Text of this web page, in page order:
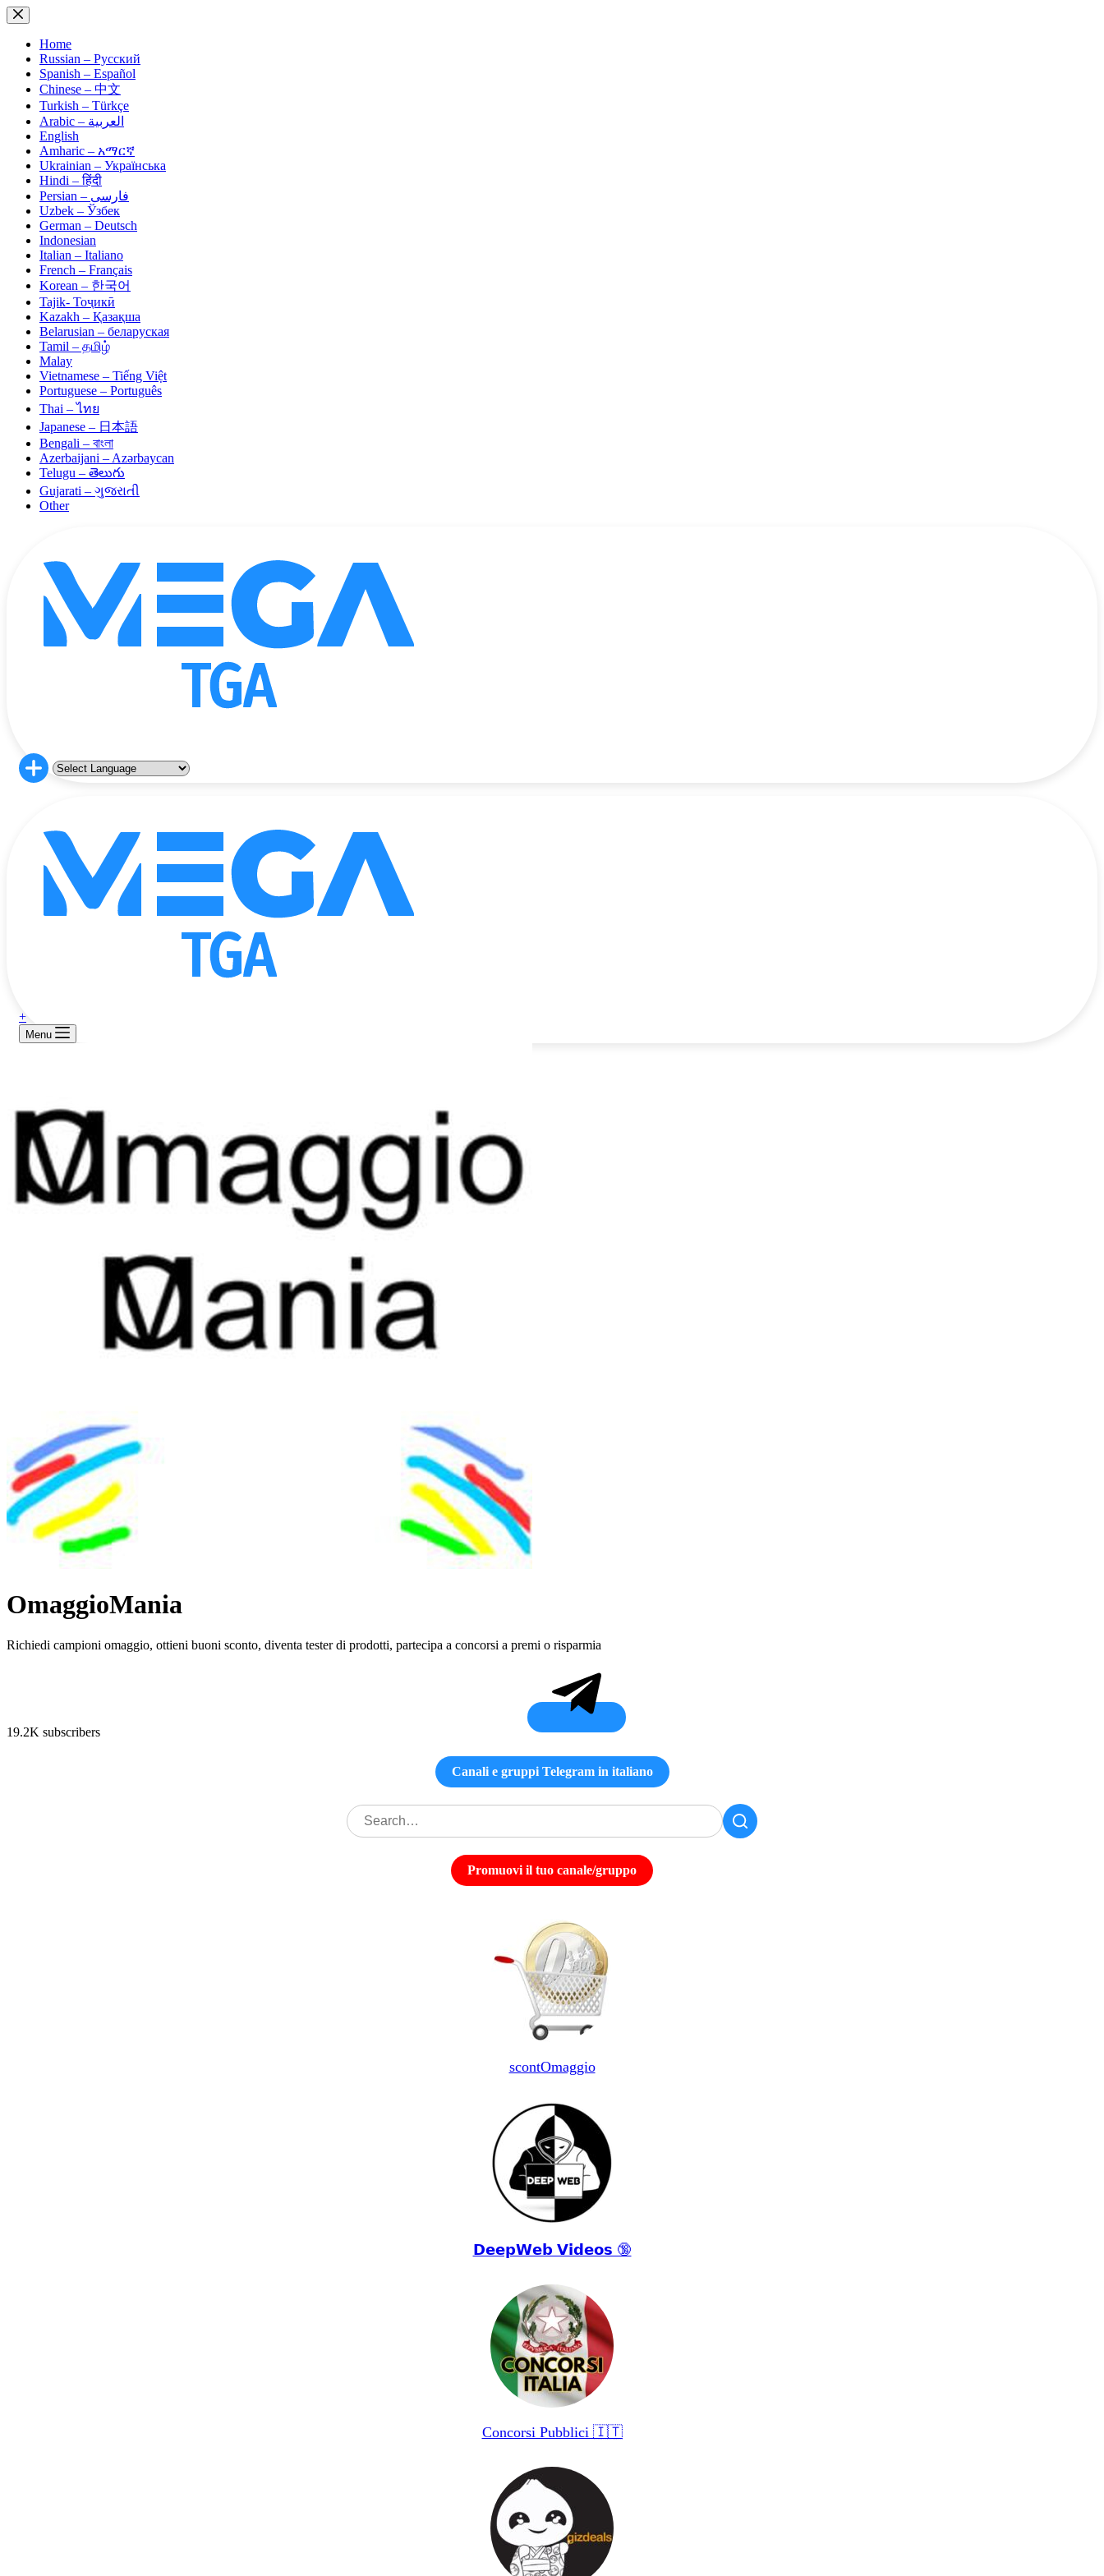
Skip
to
contentHome
Russian – Русский
Spanish – Español
Chinese – 中文
Turkish – Türkçe
Arabic – العربية
English
Amharic – አማርኛ
Ukrainian – Українська
Hindi – हिंदी
Persian – فارسی
Uzbek – Ўзбек
German – Deutsch
Indonesian
Italian – Italiano
French – Français
Korean – 한국어
Tajik- Тоҷикӣ
Kazakh – Қазақша
Belarusian – беларуская
Tamil – தமிழ்
Malay
Vietnamese – Tiếng Việt
Portuguese – Português
Thai – ไทย
Japanese – 日本語
Bengali – বাংলা
Azerbaijani – Azərbaycan
Telugu – తెలుగు
Gujarati – ગુજરાતી
Other
+
Menu
OmaggioMania
Richiedi campioni omaggio, ottieni buoni sconto, diventa tester di prodotti, partecipa a concorsi a premi o risparmia
19.2K subscribers
Canali e gruppi Telegram in italiano
Promuovi il tuo canale/gruppo
scontOmaggio
𝗗𝗲𝗲𝗽𝗪𝗲𝗯 𝗩𝗶𝗱𝗲𝗼𝘀 🔞
Concorsi Pubblici 🇮🇹